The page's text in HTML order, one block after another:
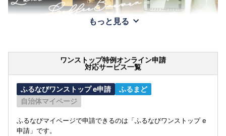
もっと見る
ワンストップ特例オンライン申請
対応サービス一覧
ふるなびワンストップ e申請
ふるまど
自治体マイページ
ふるなびマイページで申請できるのは「ふるなびワンストップ e
申請」です。